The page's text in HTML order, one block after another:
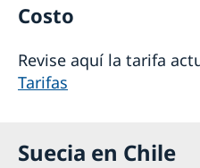
Costo
Revise aquí la tarifa
Tarifas
Suecia en Chile